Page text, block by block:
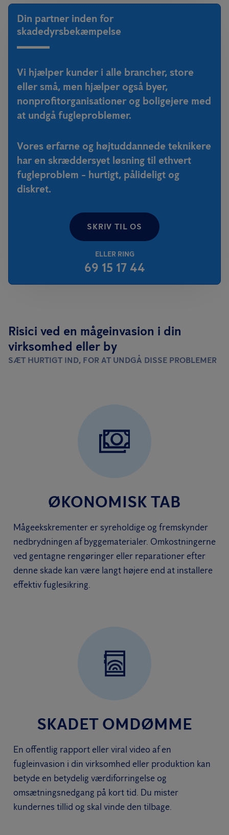
Din partner inden for
skadedyrsbekæmpelse
Vi hjælper kunder i alle brancher, store
eller små, men hjælper også byer,
nonprofitorganisationer og boligejere med
at undgå fugleproblemer.
Vores erfarne og højtuddannede teknikere
har en skræddersyet løsning til ethvert
fugleproblem - hurtigt, pålideligt og
diskret.
SKRIV TIL OS
ELLER RING
69 15 17 44
Risici ved en mågeinvasion i din
virksomhed eller by
SÆT HURTIGT IND, FOR AT UNDGÅ DISSE PROBLEMER
ØKONOMISK TAB
Mågeekskrementer er syreholdige og fremskynder
nedbrydningen af byggematerialer. Omkostningerne
ved gentagne rengøringer eller reparationer efter
denne skade kan være langt højere end at installere
effektiv fuglesikring.
SKADET OMDØMME
En offentlig rapport eller viral video af en
fugleinvasion i din virksomhed eller produktion kan
betyde en betydelig værdiforringelse og
omsætningsnedgang på kort tid. Du mister
kundernes tillid og skal vinde den tilbage.